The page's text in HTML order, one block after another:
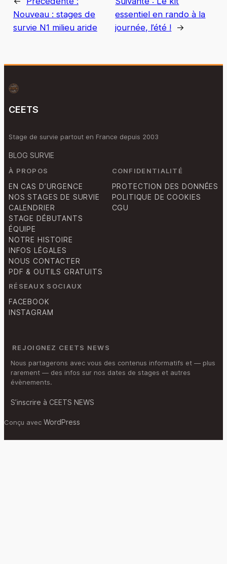
Nouveau : stages de
survie N1 milieu aride
essentiel en rando à la
journée, l’été ! →
CEETS
Stage de survie partout en France depuis 2003
BLOG SURVIE
À PROPOS
EN CAS D’URGENCE
NOS STAGES DE SURVIE
CALENDRIER
STAGE DÉBUTANTS
ÉQUIPE
NOTRE HISTOIRE
INFOS LÉGALES
NOUS CONTACTER
PDF & OUTILS GRATUITS
CONFIDENTIALITÉ
PROTECTION DES DONNÉES
POLITIQUE DE COOKIES
CGU
RÉSEAUX SOCIAUX
FACEBOOK
INSTAGRAM
REJOIGNEZ CEETS NEWS
Nous partagerons avec vous des contenus informatifs et — plus
rarement — des infos sur nos dates de stages et autres
évènements.
S’inscrire à CEETS NEWS
Conçu avec WordPress